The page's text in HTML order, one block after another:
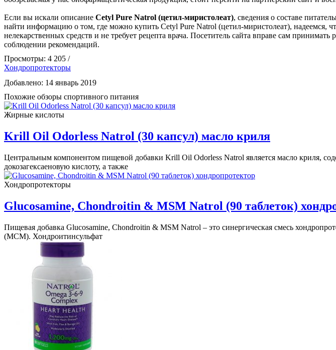
Если вы искали описание Cetyl Pure Natrol (цетил-миристолеат), сведения о составе
найти информацию о том, где можно купить Cetyl Pure Natrol (цетил-миристолеат), надеемся,
нелекарственных средств и не требует рецепта врача. Посетитель сайта вправе сам
соблюдении рекомендаций.
Просмотры: 4 205 /
Хондропротекторы
Добавлено: 14 январь 2019
Похожие обзоры спортивного питания
Жирные кислоты
Krill Oil Odorless Natrol (30 капсул) масло криля
Центральным компонентом пищевой добавки Krill Oil Odorless Natrol является масло криля,
докозагексаеновую кислоту, а также
Хондропротекторы
Glucosamine, Chondroitin & MSM Natrol (90 таблеток)
Пищевая добавка Glucosamine, Chondroitin & MSM Natrol – это синергическая смесь
(МСМ). Хондроитинсульфат